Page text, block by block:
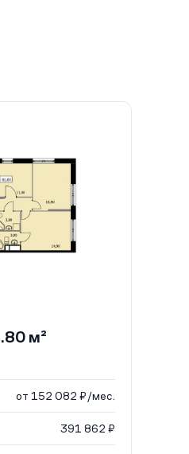
м²
от 152 082 ₽/мес.
391 862 ₽